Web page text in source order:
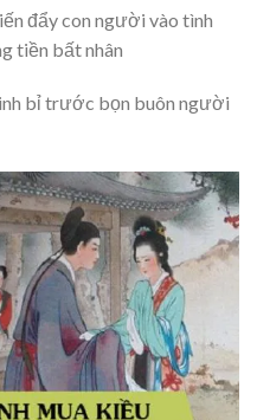
đẩy con người vào tình
tiền bất nhân
bỉ trước bọn buôn người